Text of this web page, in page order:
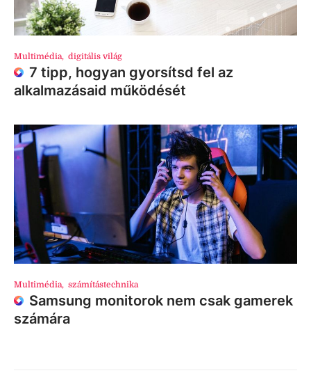
Multimédia, digitális világ
7 tipp, hogyan gyorsítsd fel az
alkalmazásaid működését
Multimédia, számítástechnika
Samsung monitorok nem csak gamerek
számára